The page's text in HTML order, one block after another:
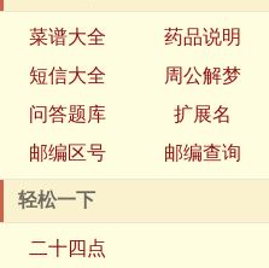
菜谱大全 药品说明
短信大全
周公解梦
问答题库
扩展名
邮编区号
邮编查询
轻松一下
二十四点